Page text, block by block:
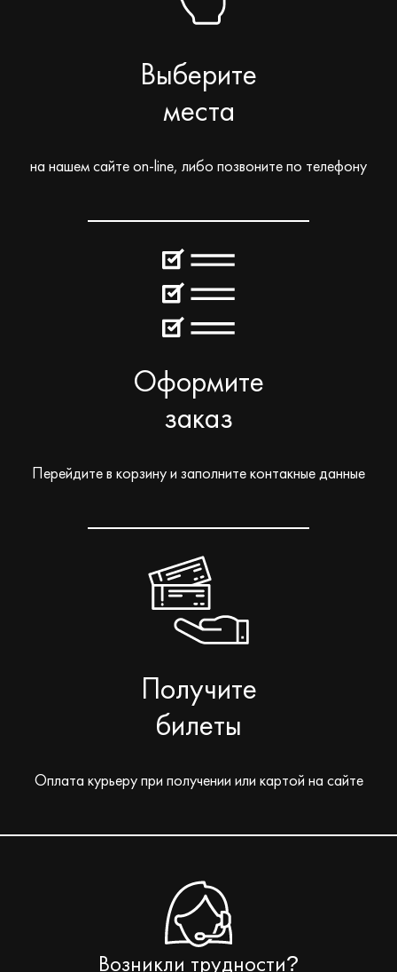
Выберите
места
на нашем сайте on-line, либо позвоните по телефону
Оформите
заказ
Перейдите в корзину и заполните контакные данные
Получите
билеты
Оплата курьеру при получении или картой на сайте
Возникли трудности?